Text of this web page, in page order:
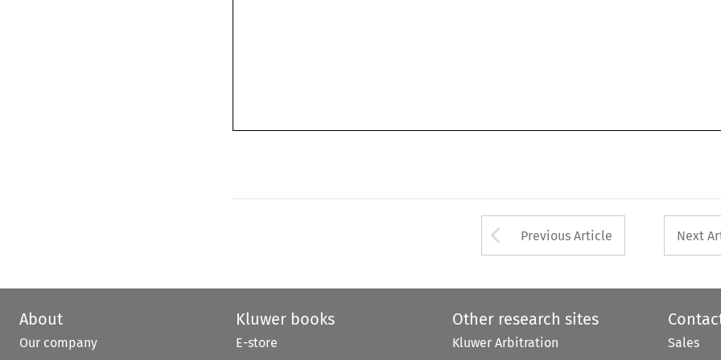
Arrow button used
Previous Article Next
About
Our company
Kluwer books
E-store
Other research sites
Kluwer Arbitration Sales